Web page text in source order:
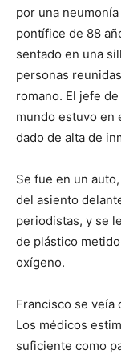
por una
pontífice de 88
sentado en una
personas
romano. El jefe
mundo estuvo en
dado de alta de
Se fue en un
del asiento
periodistas, y se
de plástico
oxígeno.
Francisco se veía
Los médicos
suficiente como